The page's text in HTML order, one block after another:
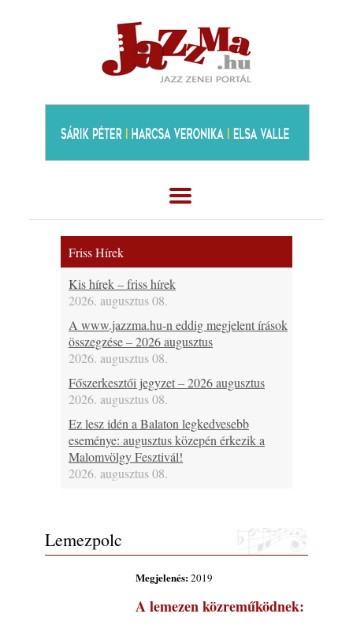
Friss Hírek
Kis hírek – friss hírek
2026. augusztus 08.
A www.jazzma.hu-n eddig megjelent írások
összegzése – 2026 augusztus
2026. augusztus 08.
Főszerkesztői jegyzet – 2026 augusztus
2026. augusztus 08.
Ez lesz idén a Balaton legkedvesebb
eseménye: augusztus közepén érkezik a
Malomvölgy Fesztivál!
2026. augusztus 08.
Dixieland Napok (Hajdúszoboszló – 2026.
augusztus 21-22-23.)
Jazz-rock albumok 1986-ból - Shakatak
„Into the Blue”
Lemezpolc
Megjelenés:2019
A lemezen közreműködnek: